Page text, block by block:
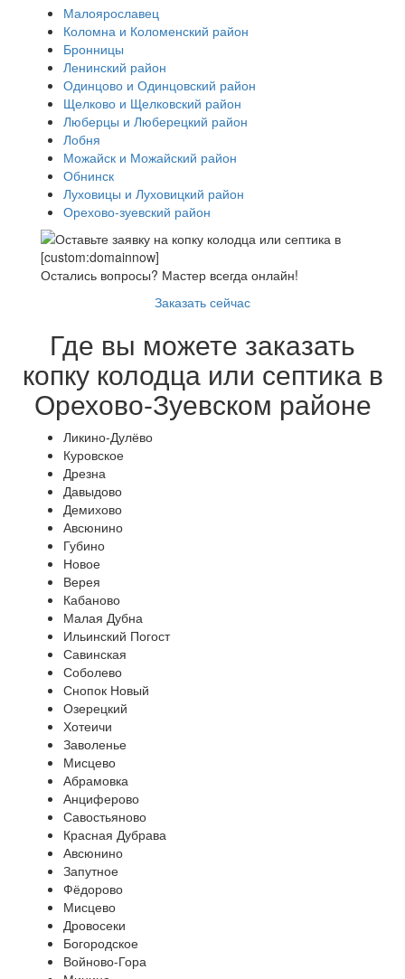
Малоярославец
Коломна и Коломенский район
Бронницы
Ленинский район
Одинцово и Одинцовский район
Щелково и Щелковский район
Люберцы и Люберецкий район
Лобня
Можайск и Можайский район
Обнинск
Луховицы и Луховицкий район
Орехово-зуевский район
Остались вопросы? Мастер всегда онлайн!
Заказать сейчас
Где вы можете заказать
копку колодца или септика в
Орехово-Зуевском районе
Ликино-Дулёво
Куровское
Дрезна
Давыдово
Демихово
Авсюнино
Губино
Новое
Верея
Кабаново
Малая Дубна
Ильинский Погост
Савинская
Соболево
Снопок Новый
Озерецкий
Хотеичи
Заволенье
Мисцево
Абрамовка
Анциферово
Савостьяново
Красная Дубрава
Авсюнино
Запутное
Фёдорово
Мисцево
Дровосеки
Богородское
Войново-Гора